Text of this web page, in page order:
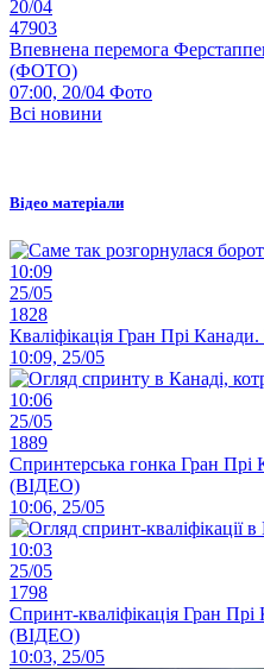
20/04
47903
Впевнена перемога
(ФОТО)
07:00, 20/04 Фото
Всі новини
Відео матеріали
10:09
25/05
1828
Кваліфікація Гран Прі
10:09, 25/05
10:06
25/05
1889
Спринтерська гонка Гран
(ВІДЕО)
10:06, 25/05
10:03
25/05
1798
Спринт-кваліфікація Гран
(ВІДЕО)
10:03, 25/05